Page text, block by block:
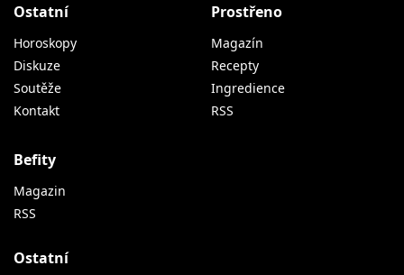
Ostatní
Horoskopy
Diskuze
Soutěže
Kontakt
Prostřeno
Magazín
Recepty
Ingredience
RSS
Befity
Magazin
RSS
Ostatní